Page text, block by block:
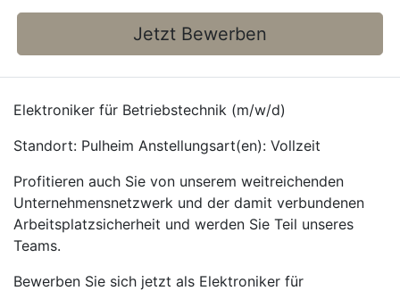
Jetzt Bewerben
Elektroniker für Betriebstechnik (m/w/d)
Standort: Pulheim Anstellungsart(en): Vollzeit
Profitieren auch Sie von unserem weitreichenden
Unternehmensnetzwerk und der damit verbundenen
Arbeitsplatzsicherheit und werden Sie Teil unseres
Teams.
Bewerben Sie sich jetzt als Elektroniker für